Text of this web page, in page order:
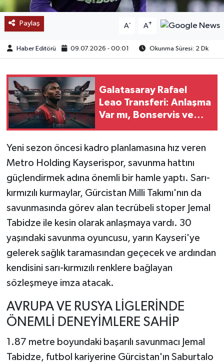
Paylaş A- A+
Haber Editörü 09.07.2026 - 00:01 Okunma Süresi: 2 Dk
Galatasaray Rafael
Leao Transferi: Anlaşma
Var mı, Bonservis ve
Yeni sezon öncesi kadro planlamasına hız veren
Metro Holding Kayserispor, savunma hattını
güçlendirmek adına önemli bir hamle yaptı. Sarı-
kırmızılı kurmaylar, Gürcistan Milli Takımı'nın da
savunmasında görev alan tecrübeli stoper Jemal
Tabidze ile kesin olarak anlaşmaya vardı. 30
yaşındaki savunma oyuncusu, yarın Kayseri'ye
gelerek sağlık taramasından geçecek ve ardından
kendisini sarı-kırmızılı renklere bağlayan
sözleşmeye imza atacak.
AVRUPA VE RUSYA LİGLERİNDE
ÖNEMLİ DENEYİMLERE SAHİP
1.87 metre boyundaki başarılı savunmacı Jemal
Tabidze, futbol kariyerine Gürcistan'ın Saburtalo
DÜNYA
OTOMOTİV
TEKNOLOJİ
KÜLTÜR SANAT